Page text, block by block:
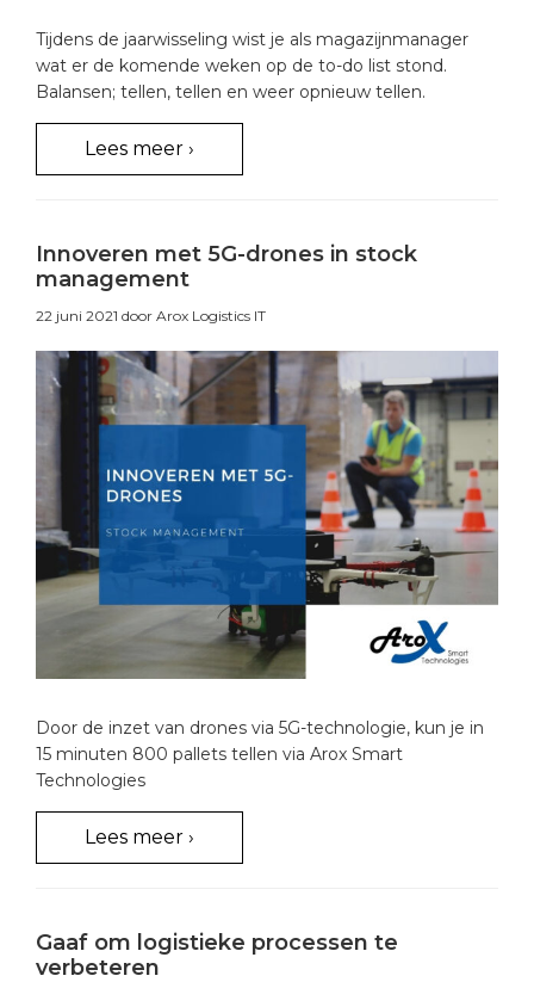
Tijdens de jaarwisseling wist je als magazijnmanager
wat er de komende weken op de to-do list stond.
Balansen; tellen, tellen en weer opnieuw tellen.
Lees meer ›
Innoveren met 5G-drones in stock
management
22 juni 2021 door Arox Logistics IT
Door de inzet van drones via 5G-technologie, kun je in
15 minuten 800 pallets tellen via Arox Smart
Technologies
Lees meer ›
Gaaf om logistieke processen te
verbeteren